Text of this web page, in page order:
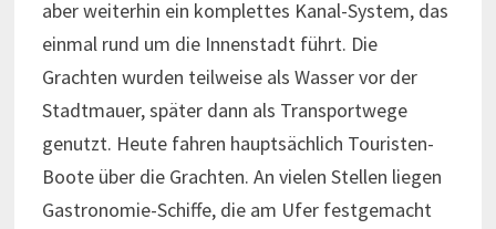
aber weiterhin ein komplettes Kanal-System, das
einmal rund um die Innenstadt führt. Die
Grachten wurden teilweise als Wasser vor der
Stadtmauer, später dann als Transportwege
genutzt. Heute fahren hauptsächlich Touristen-
Boote über die Grachten. An vielen Stellen liegen
Gastronomie-Schiffe, die am Ufer festgemacht